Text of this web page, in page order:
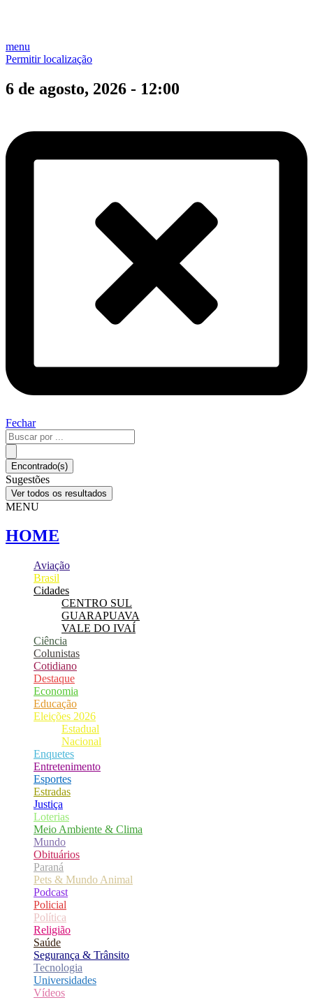
menu
Permitir localização
6 de agosto, 2026 - 12:00
Fechar
Pesquisar
...
Encontrado(s)
Sugestões
Ver todos os resultados
MENU
HOME
Aviação
Brasil
Cidades
CENTRO SUL
GUARAPUAVA
VALE DO IVAÍ
Ciência
Colunistas
Cotidiano
Destaque
Economia
Educação
Eleições 2026
Estadual
Nacional
Enquetes
Entretenimento
Esportes
Estradas
Justiça
Loterias
Meio Ambiente & Clima
Mundo
Obituários
Paraná
Pets & Mundo Animal
Podcast
Policial
Política
Religião
Saúde
Segurança & Trânsito
Tecnologia
Universidades
Vídeos